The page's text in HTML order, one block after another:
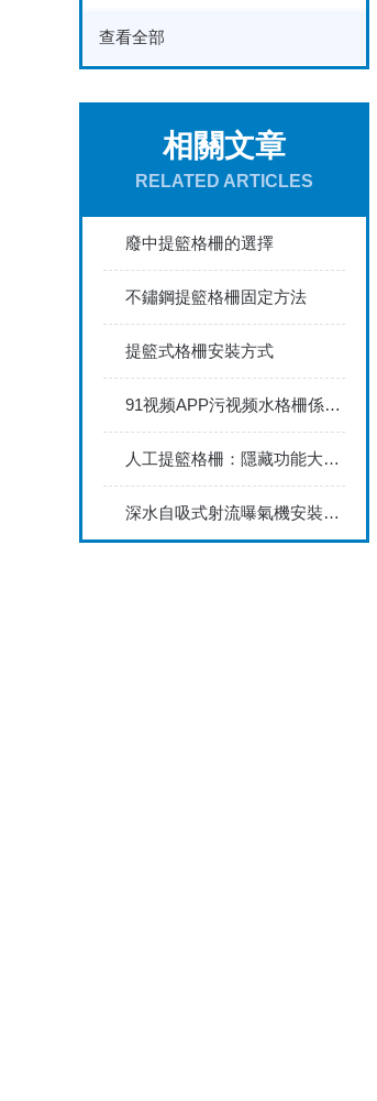
查看全部
相關文章
RELATED ARTICLES
廢中提籃格柵的選擇
不鏽鋼提籃格柵固定方法
提籃式格柵安裝方式
91视频APP污视频水格柵係列產品滿足多元化 精細化市場需求
人工提籃格柵：隱藏功能大揭秘！
深水自吸式射流曝氣機安裝方法